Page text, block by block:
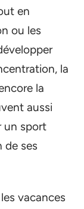
en
ou les
la
la
aussi
un sport
de ses
vacances